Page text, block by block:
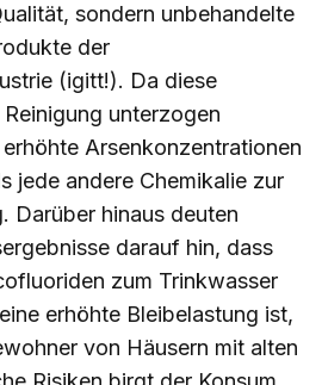
sondern unbehandelte
der
(igitt!). Da diese
unterzogen
Arsenkonzentrationen
jede andere Chemikalie zur
Darüber hinaus deuten
darauf hin, dass
zum Trinkwasser
erhöhte Bleibelastung ist,
von Häusern mit alten